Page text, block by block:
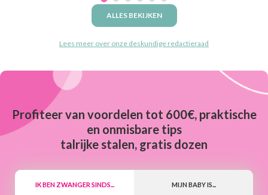
ALLES BEKIJKEN
Lees meer over onze deskundige redactieraad
Profiteer van voordelen tot 600€, praktische
en onmisbare tips
talrijke stalen, gratis dozen
IK BEN ZWANGER SINDS... MIJN BABY IS...